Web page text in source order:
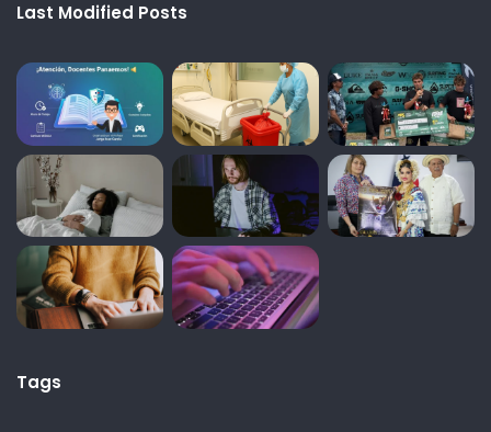
Last Modified Posts
Tags